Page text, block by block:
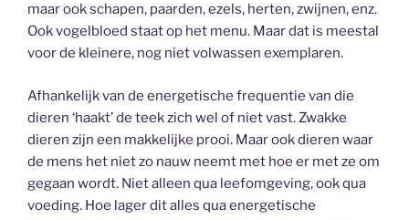
maar ook schapen, paarden, ezels, herten, zwijnen, enz.
Ook vogelbloed staat op het menu. Maar dat is meestal
voor de kleinere, nog niet volwassen exemplaren.
Afhankelijk van de energetische frequentie van die
dieren ‘haakt’ de teek zich wel of niet vast. Zwakke
dieren zijn een makkelijke prooi. Maar ook dieren waar
de mens het niet zo nauw neemt met hoe er met ze om
gegaan wordt. Niet alleen qua leefomgeving, ook qua
voeding. Hoe lager dit alles qua energetische